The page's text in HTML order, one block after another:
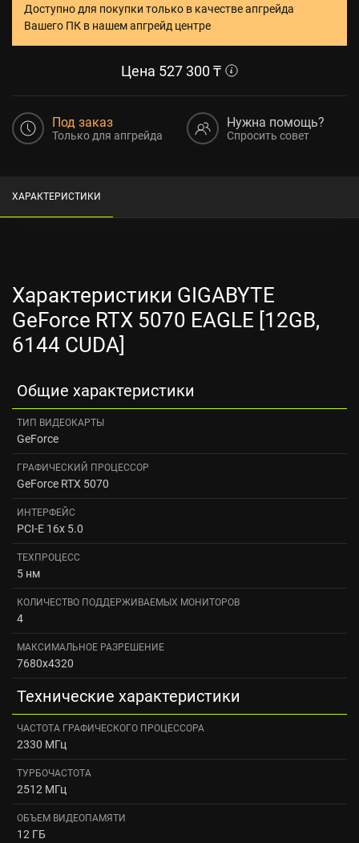
Доступно для покупки только в качестве апгрейда
Вашего ПК в нашем апгрейд центре
Цена 527 300 ₸
Под заказ
Только для апгрейда
Нужна помощь?
Спросить совет
ХАРАКТЕРИСТИКИ
Характеристики GIGABYTE
GeForce RTX 5070 EAGLE [12GB,
6144 CUDA]
Общие характеристики
ТИП ВИДЕОКАРТЫ
GeForce
ГРАФИЧЕСКИЙ ПРОЦЕССОР
GeForce RTX 5070
ИНТЕРФЕЙС
PCI-E 16x 5.0
ТЕХПРОЦЕСС
5 нм
КОЛИЧЕСТВО ПОДДЕРЖИВАЕМЫХ МОНИТОРОВ
4
МАКСИМАЛЬНОЕ РАЗРЕШЕНИЕ
7680x4320
Технические характеристики
ЧАСТОТА ГРАФИЧЕСКОГО ПРОЦЕССОРА
2330 МГц
ТУРБОЧАСТОТА
2512 МГц
ОБЪЕМ ВИДЕОПАМЯТИ
12 ГБ